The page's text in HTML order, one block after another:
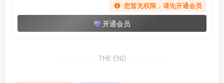
[2024.1.7]
023.[Yo-U] Ming Vol.5 Xmas [127P+1V／1.96GB]
您暂无权限，请先开通会员
开通会员
THE END